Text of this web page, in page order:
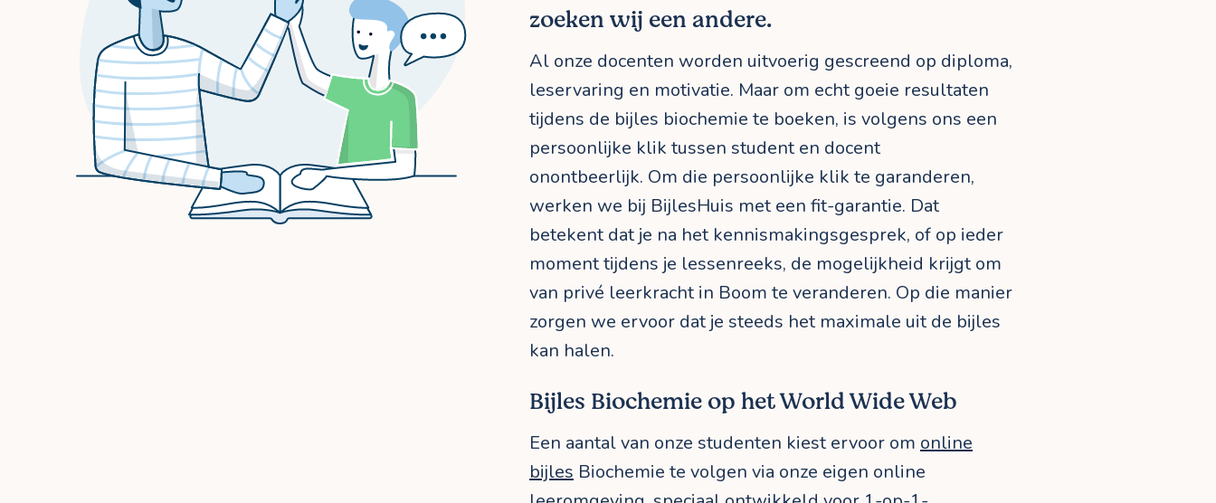
zoeken wij een andere.
Al onze docenten worden uitvoerig gescreend op diploma,
leservaring en motivatie. Maar om echt goeie resultaten
tijdens de bijles biochemie te boeken, is volgens ons een
persoonlijke klik tussen student en docent
onontbeerlijk. Om die persoonlijke klik te garanderen,
werken we bij BijlesHuis met een fit-garantie. Dat
betekent dat je na het kennismakingsgesprek, of op ieder
moment tijdens je lessenreeks, de mogelijkheid krijgt om
van privé leerkracht in Boom te veranderen. Op die manier
zorgen we ervoor dat je steeds het maximale uit de bijles
kan halen.
Bijles Biochemie op het World Wide Web
Een aantal van onze studenten kiest ervoor om online
bijles Biochemie te volgen via onze eigen online